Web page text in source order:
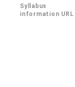
Syllabus
information URL